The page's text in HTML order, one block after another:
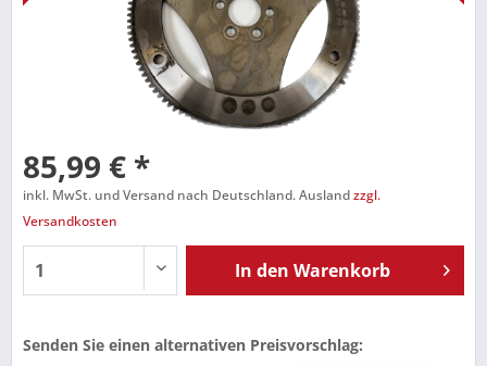
85,99 € *
inkl. MwSt. und Versand nach Deutschland. Auslandzzgl.
Versandkosten
In den Warenkorb
Senden Sie einen alternativen Preisvorschlag: